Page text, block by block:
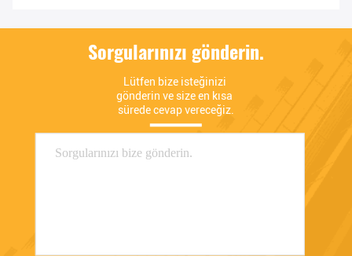
Sorgularınızı gönderin.
Lütfen bize isteğinizi
gönderin ve size en kısa
sürede cevap vereceğiz.